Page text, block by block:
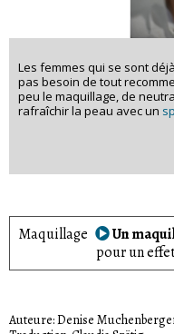
Les femmes qui se sont
pas besoin de tout
peu le maquillage, de
rafraîchir la peau avec un
Maquillage Un
pour un
Auteure: Denise